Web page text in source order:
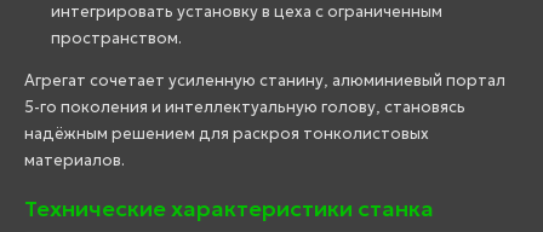
интегрировать установку в цеха с ограниченным
пространством.
Агрегат сочетает усиленную станину, алюминиевый портал
5-го поколения и интеллектуальную голову, становясь
надёжным решением для раскроя тонколистовых
материалов.
Технические характеристики станка